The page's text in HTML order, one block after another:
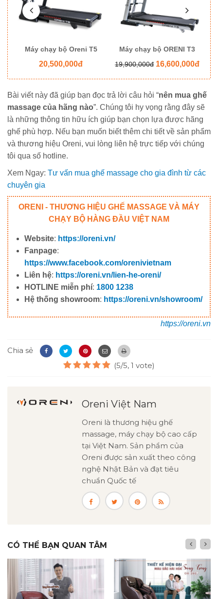
Máy chạy bộ Oreni T5
20,500,000đ
Máy chạy bộ ORENI T3
19,900,000đ 16,600,000đ
Bài viết này đã giúp bạn đọc trả lời câu hỏi “nên mua ghế
massage của hãng nào”. Chúng tôi hy vọng rằng đây sẽ
là những thông tin hữu ích giúp bạn chọn lựa được hãng
ghế phù hợp. Nếu bạn muốn biết thêm chi tiết về sản phẩm
và thương hiệu Oreni, vui lòng liên hệ trực tiếp với chúng
tôi qua số hotline.
Xem Ngay: Tư vấn mua ghế massage cho gia đình từ các
chuyên gia
ORENI - THƯƠNG HIỆU GHẾ MASSAGE VÀ MÁY
CHẠY BỘ HÀNG ĐẦU VIỆT NAM
Website: https://oreni.vn/
Fanpage:
https://www.facebook.com/orenivietnam
Liên hệ: https://oreni.vn/lien-he-oreni/
HOTLINE miễn phí: 1800 1238
Hệ thống showroom: https://oreni.vn/showroom/
https://oreni.vn
Chia sẻ
(5/5, 1 vote)
Oreni Việt Nam
Oreni là thương hiệu ghế
massage, máy chạy bộ cao cấp
tại Việt Nam. Sản phẩm của
Oreni được sản xuất theo công
nghệ Nhật Bản và đạt tiêu
chuẩn Quốc tế
CÓ THỂ BẠN QUAN TÂM